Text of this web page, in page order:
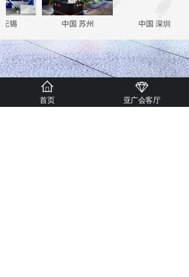
中国 苏州 中国 深圳
首页 亚广会客厅